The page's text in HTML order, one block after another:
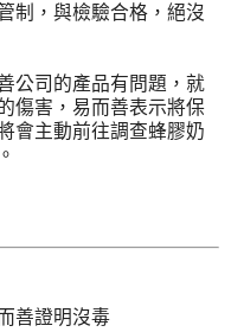
制，與檢驗合格，絕沒
公司的產品有問題，就
傷害，易而善表示將保
會主動前往調查蜂膠奶
善證明沒毒